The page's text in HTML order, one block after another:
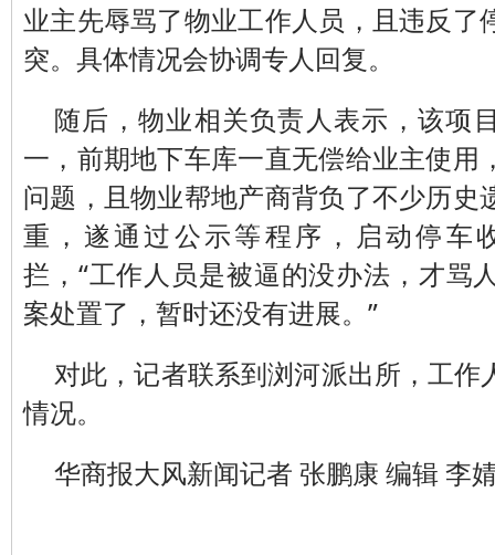
业主先辱骂了物业工作人员，且违反了
突。具体情况会协调专人回复。
随后，物业相关负责人表示，该项
一，前期地下车库一直无偿给业主使用
问题，且物业帮地产商背负了不少历史
重，遂通过公示等程序，启动停车
拦，“工作人员是被逼的没办法，才骂
案处置了，暂时还没有进展。”
对此，记者联系到浏河派出所，工作
情况。
华商报大风新闻记者 张鹏康 编辑 李